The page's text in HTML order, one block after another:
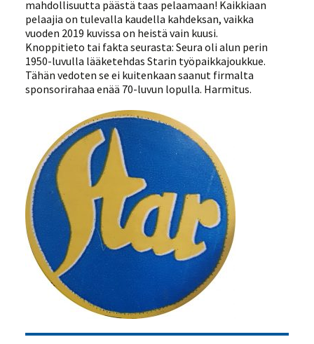
mahdollisuutta päästä taas pelaamaan! Kaikkiaan
pelaajia on tulevalla kaudella kahdeksan, vaikka
vuoden 2019 kuvissa on heistä vain kuusi.
Knoppitieto tai fakta seurasta: Seura oli alun perin
1950-luvulla lääketehdas Starin työpaikkajoukkue.
Tähän vedoten se ei kuitenkaan saanut firmalta
sponsorirahaa enää 70-luvun lopulla. Harmitus.